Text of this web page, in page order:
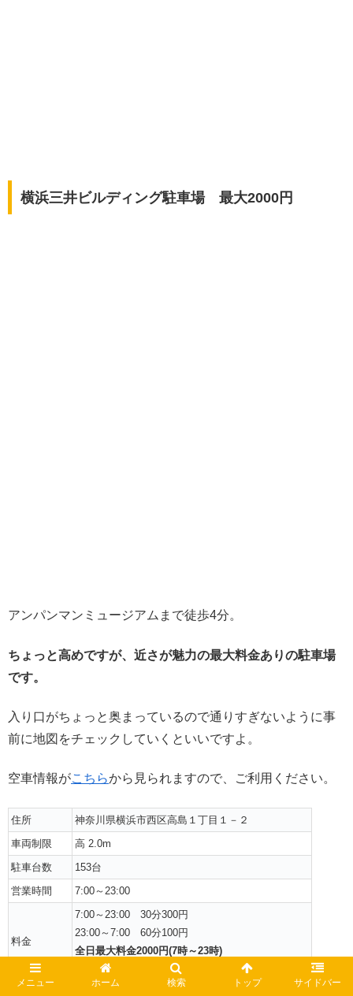
横浜三井ビルディング駐車場 最大2000円
アンパンマンミュージアムまで徒歩4分。
ちょっと高めですが、近さが魅力の最大料金ありの駐車場
です。
入り口がちょっと奥まっているので通りすぎないように事
前に地図をチェックしていくといいですよ。
空車情報がこちらから見られますので、ご利用ください。
住所
神奈川県横浜市西区高島１丁目１－２
車両制限
高 2.0m
駐車台数
153台
営業時間
7:00～23:00
料金
7:00～23:00 30分300円
23:00～7:00 60分100円
全日最大料金2000円(7時～23時)
夜間最大料金500円(23時～7時)
メニュー ホーム 検索 トップ サイドバー